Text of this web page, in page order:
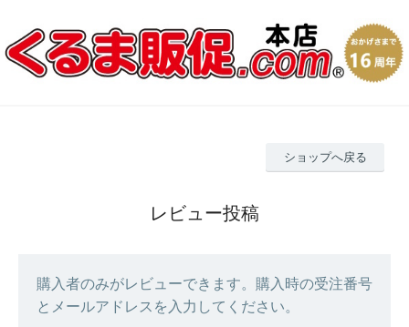
ショップへ戻る
レビュー投稿
購入者のみがレビューできます。購入時の受注番号
とメールアドレスを入力してください。